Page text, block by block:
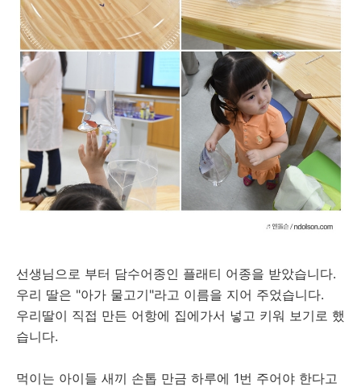
선생님으로 부터 담수어종인 플래티 어종을 받았습니다.
우리 딸은 "아가 물고기"라고 이름을 지어 주었습니다.
우리딸이 직접 만든 어항에 집에가서 넣고 키워 보기로 했
습니다.
먹이는 아이들 새끼 손톱 만금 하루에 1번 주어야 한다고